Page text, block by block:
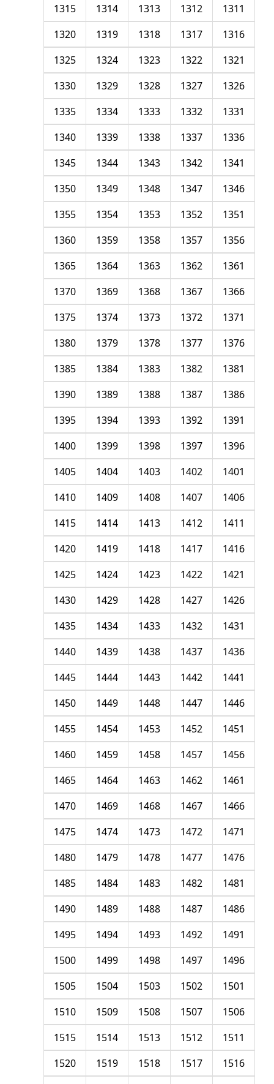
1311
1312
1313
1314
1315
1316
1317
1318
1319
1320
1321
1322
1323
1324
1325
1326
1327
1328
1329
1330
1331
1332
1333
1334
1335
1336
1337
1338
1339
1340
1341
1342
1343
1344
1345
1346
1347
1348
1349
1350
1351
1352
1353
1354
1355
1356
1357
1358
1359
1360
1361
1362
1363
1364
1365
1366
1367
1368
1369
1370
1371
1372
1373
1374
1375
1376
1377
1378
1379
1380
1381
1382
1383
1384
1385
1386
1387
1388
1389
1390
1391
1392
1393
1394
1395
1396
1397
1398
1399
1400
1401
1402
1403
1404
1405
1406
1407
1408
1409
1410
1411
1412
1413
1414
1415
1416
1417
1418
1419
1420
1421
1422
1423
1424
1425
1426
1427
1428
1429
1430
1431
1432
1433
1434
1435
1436
1437
1438
1439
1440
1441
1442
1443
1444
1445
1446
1447
1448
1449
1450
1451
1452
1453
1454
1455
1456
1457
1458
1459
1460
1461
1462
1463
1464
1465
1466
1467
1468
1469
1470
1471
1472
1473
1474
1475
1476
1477
1478
1479
1480
1481
1482
1483
1484
1485
1486
1487
1488
1489
1490
1491
1492
1493
1494
1495
1496
1497
1498
1499
1500
1501
1502
1503
1504
1505
1506
1507
1508
1509
1510
1511
1512
1513
1514
1515
1516
1517
1518
1519
1520